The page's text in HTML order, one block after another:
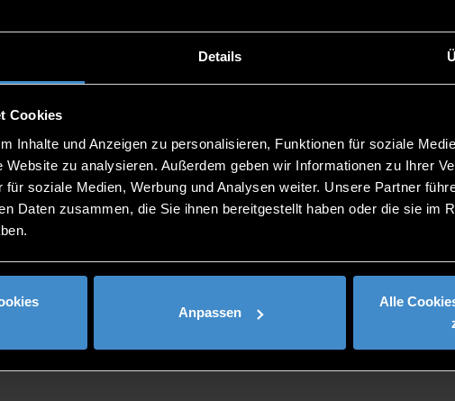
Details
Cookies
Inhalte und Anzeigen zu personalisieren, Funktionen für soziale
Website zu analysieren. Außerdem geben wir Informationen zu Ihrer
für soziale Medien, Werbung und Analysen weiter. Unsere Partner
Daten zusammen, die Sie ihnen bereitgestellt haben oder die sie im
Anpassen
Alle
code to me by SMS".